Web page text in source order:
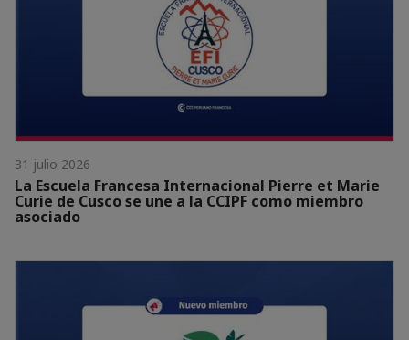
31 julio 2026
La Escuela Francesa Internacional Pierre et Marie
Curie de Cusco se une a la CCIPF como miembro
asociado